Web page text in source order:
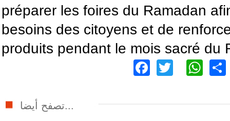
préparer les foires du Ramadan
besoins des citoyens et de
produits pendant le mois sacré du
Facebook
Twitter
تصفح أيضا...